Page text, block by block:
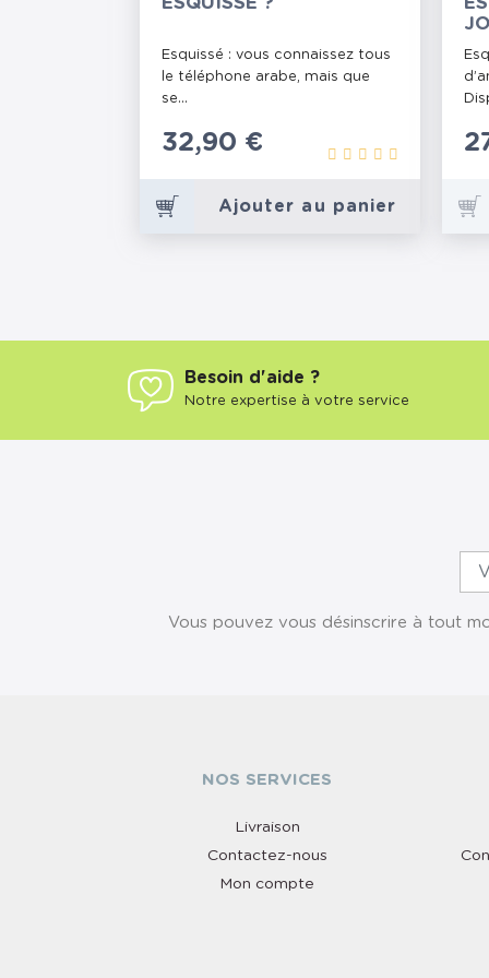
Esquissé : vous connaissez tous
le téléphone arabe, mais que
se...
Prix
32,90 €
Ajouter au panier
Besoin d'aide ?
Notre expertise à votre service
Vous pouvez vous désinscrire à tout
NOS SERVICES
Livraison
Contactez-nous
Mon compte